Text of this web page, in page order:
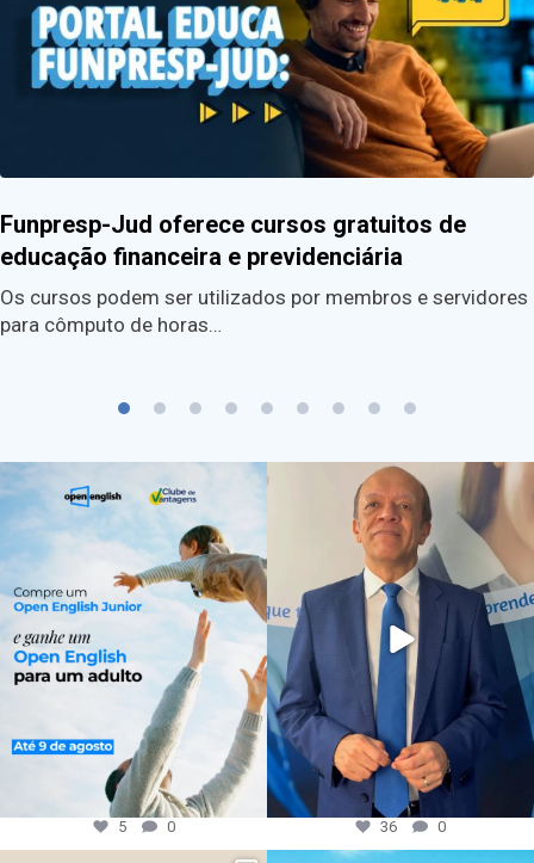
Funpresp-Jud oferece cursos gratuitos de
educação financeira e previdenciária
Os cursos podem ser utilizados por membros e servidores
para cômputo de horas…
5 0 36 0